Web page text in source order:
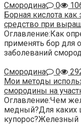
Смородина
0
Борная кислота
средство при
Оглавление:Как
применять бор для
заболеваний
Смородина
0
Мои методы
смородины на
Оглавление:Чем
медный?Для каких